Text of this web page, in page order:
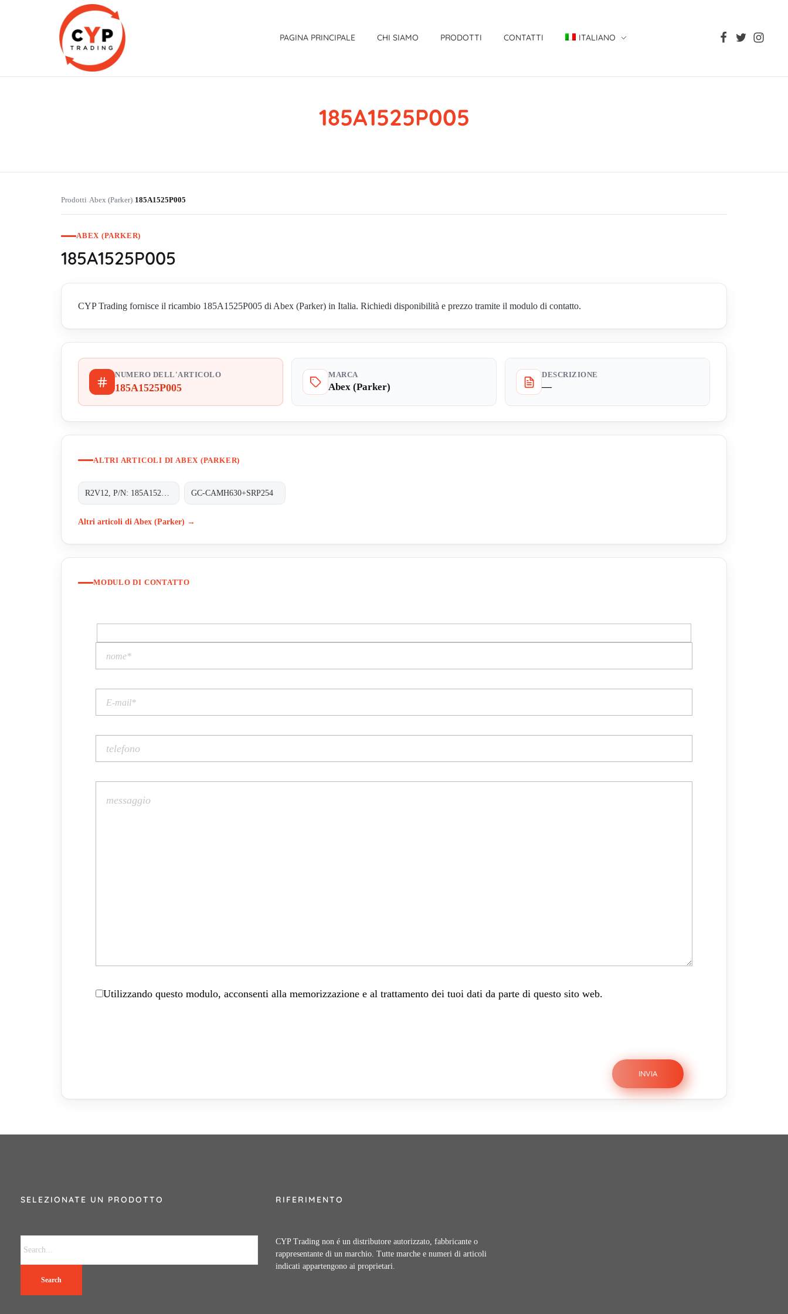
PAGINA PRINCIPALE CHI SIAMO PRODOTTI CONTATTI ITALIANO
185A1525P005
Prodotti›Abex (Parker)›185A1525P005
ABEX (PARKER)
185A1525P005
CYP Trading fornisce il ricambio 185A1525P005 di Abex (Parker) in Italia. Richiedi disponibilità e prezzo tramite il modulo di contatto.
NUMERO DELL'ARTICOLO
185A1525P005
MARCA
Abex (Parker)
DESCRIZIONE
—
ALTRI ARTICOLI DI ABEX (PARKER)
GC-CAMH630+SRP254
Altri articoli di Abex (Parker) →
MODULO DI CONTATTO
Utilizzando questo modulo, acconsenti alla memorizzazione e al trattamento dei tuoi dati da parte di questo sito web.
SELEZIONATE UN PRODOTTO
Search
RIFERIMENTO
CYP Trading non é un distributore autorizzato, fabbricante o
rappresentante di un marchio. Tutte marche e numeri di articoli
indicati appartengono ai proprietari.